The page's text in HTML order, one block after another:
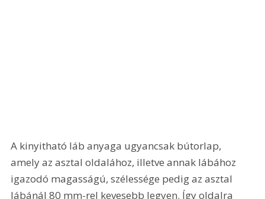
A kinyitható láb anyaga ugyancsak bútorlap,
amely az asztal oldalához, illetve annak lábához
igazodó magasságú, szélessége pedig az asztal
lábánál 80 mm-rel kevesebb legyen. Így oldalra